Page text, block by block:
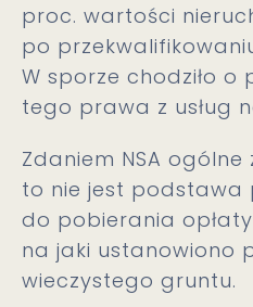
proc. wartości
po
W sporze chodziło o
tego prawa z usług
Zdaniem NSA ogólne
to nie jest podstawa
do pobierania
na jaki ustanowiono
wieczystego gruntu.